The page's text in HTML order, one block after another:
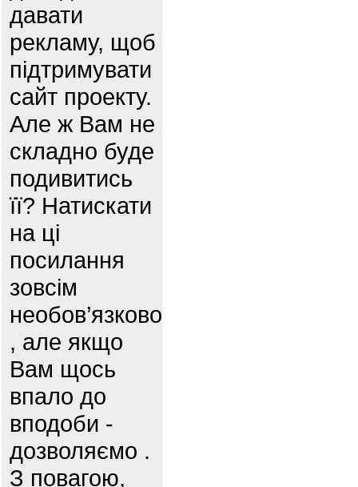
давати
рекламу, щоб
підтримувати
сайт проекту.
Але ж Вам не
складно буде
подивитись
її? Натискати
на ці
посилання
зовсім
необов’язково
, але якщо
Вам щось
впало до
вподоби -
дозволяємо .
З повагою,